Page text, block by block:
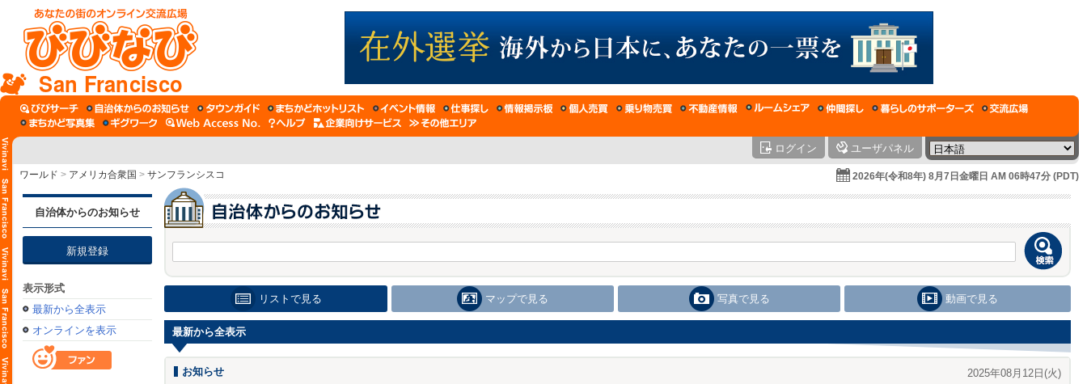
San Francisco
ログイン ユーザパネル
ワールド > アメリカ合衆国 > サンフランシスコ 2026年(令和8年) 8月7日金曜日 AM 06時47分 (PDT)
自治体からのお知らせ
新規登録
表示形式
最新から全表示
オンラインを表示
リストで見る マップで見る 写真で見る 動画で見る
最新から全表示
お知らせ 2025年08月12日(火)